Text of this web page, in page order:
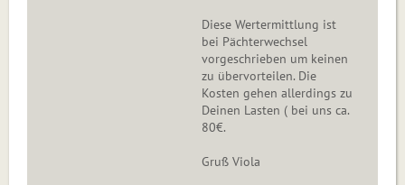
Diese Wertermittlung ist
bei Pächterwechsel
vorgeschrieben um keinen
zu übervorteilen. Die
Kosten gehen allerdings zu
Deinen Lasten ( bei uns ca.
80€.
Gruß Viola